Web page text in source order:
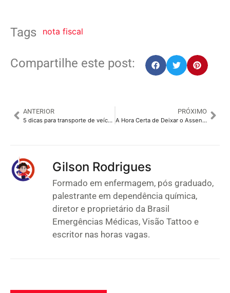
Tags nota fiscal
Compartilhe este post:
ANTERIOR
5 dicas para transporte de veículos com mais segurança e menos estresse
PRÓXIMO
A Hora Certa de Deixar o Assento de Elevação: Transição Segura para o Cinto de Segurança do Veículo
Gilson Rodrigues
Formado em enfermagem, pós graduado,
palestrante em dependência química,
diretor e proprietário da Brasil
Emergências Médicas, Visão Tattoo e
escritor nas horas vagas.